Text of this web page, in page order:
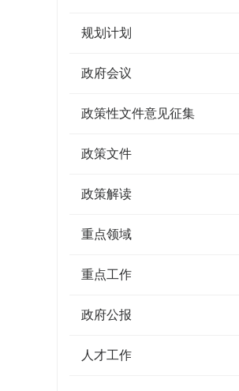
规划计划
政府会议
政策性文件意见征集
政策文件
政策解读
重点领域
重点工作
政府公报
人才工作